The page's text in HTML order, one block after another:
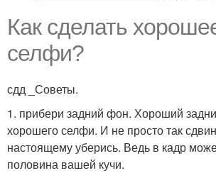
Как сделать
селфи?
сдд _Советы.
1. прибери задний фон. Хороший
хорошего селфи. И не просто так
настоящему уберись. Ведь в кадр
половина вашей кучи.